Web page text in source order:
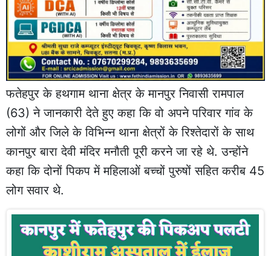
फतेहपुर के हथगाम थाना क्षेत्र के मानपुर निवासी रामपाल
(63) ने जानकारी देते हुए कहा कि वो अपने परिवार गांव के
लोगों और जिले के विभिन्न थाना क्षेत्रों के रिश्तेदारों के साथ
कानपुर बारा देवी मंदिर मनौती पूरी करने जा रहे थे. उन्होंने
कहा कि दोनों पिकप में महिलाओं बच्चों पुरुषों सहित करीब 45
लोग सवार थे.